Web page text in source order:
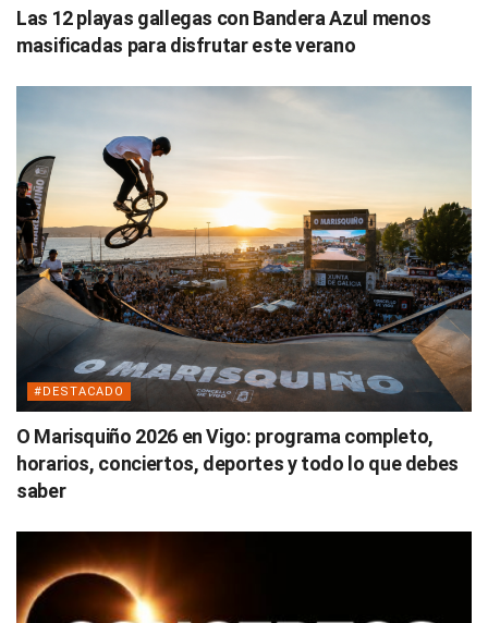
Las 12 playas gallegas con Bandera Azul menos
masificadas para disfrutar este verano
#DESTACADO
O Marisquiño 2026 en Vigo: programa completo,
horarios, conciertos, deportes y todo lo que debes
saber